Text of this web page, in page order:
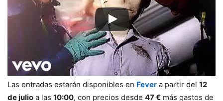
Las entradas estarán disponibles en Fever a partir del 12
de julio a las 10:00, con precios desde 47 € más gastos de